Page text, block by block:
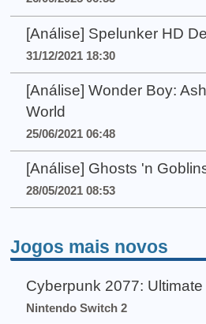
[Análise] Spelunker HD
31/12/2021 18:30
[Análise] Wonder Boy:
World
25/06/2021 06:48
[Análise] Ghosts 'n
28/05/2021 08:53
Jogos mais novos
Cyberpunk 2077: Ultimate
Nintendo Switch 2